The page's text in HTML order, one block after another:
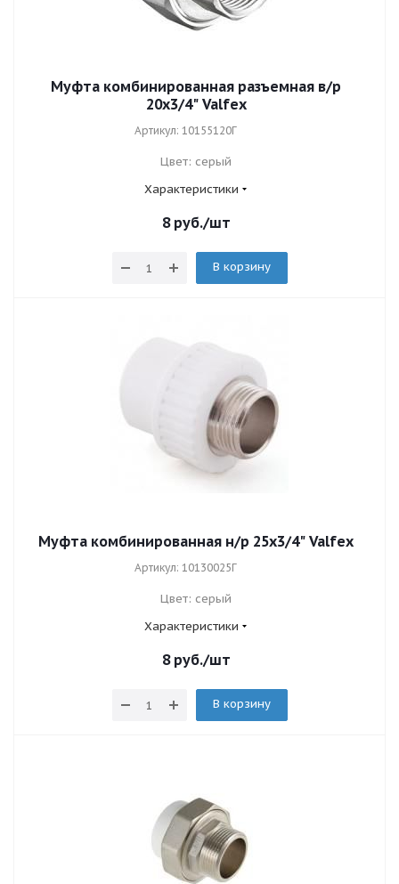
Муфта комбинированная разъемная в/р
20х3/4" Valfex
Артикул: 10155120Г
Цвет: серый
Характеристики
8руб./шт
В корзину
Муфта комбинированная н/р 25х3/4" Valfex
Артикул: 10130025Г
Цвет: серый
Характеристики
8руб./шт
В корзину